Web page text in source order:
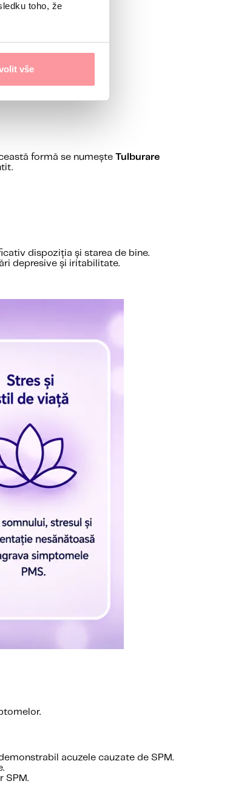
toho, že
vše
formă se numește Tulburare
dispoziția și starea de bine.
depresive și iritabilitate.
acuzele cauzate de SPM.
SPM.